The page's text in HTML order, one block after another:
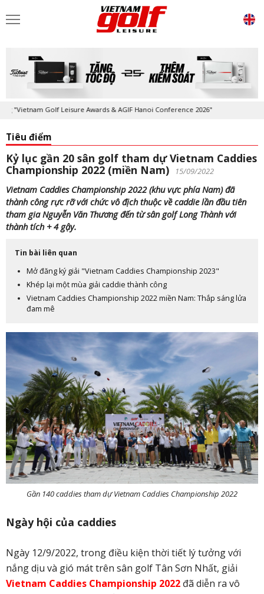
Golf Leisure Awards & AGIF Hanoi Conference 2026"
Tiêu điểm
Kỷ lục gần 20 sân golf tham dự Vietnam Caddies
Championship 2022 (miền Nam)
15/09/2022
Vietnam Caddies Championship 2022 (khu vực phía Nam) đã
thành công rực rỡ với chức vô địch thuộc về caddie lần đầu tiên
tham gia Nguyễn Văn Thương đến từ sân golf Long Thành với
thành tích + 4 gậy.
Tin bài liên quan
Mở đăng ký giải "Vietnam Caddies Championship 2023"
Khép lại một mùa giải caddie thành công
Vietnam Caddies Championship 2022 miền Nam: Thắp sáng lửa
đam mê
Gần 140 caddies tham dự Vietnam Caddies Championship 2022
Ngày hội của caddies
Ngày 12/9/2022, trong điều kiện thời tiết lý tưởng với
nắng dịu và gió mát trên sân golf Tân Sơn Nhất, giải
Vietnam Caddies Championship 2022 đã diễn ra vô